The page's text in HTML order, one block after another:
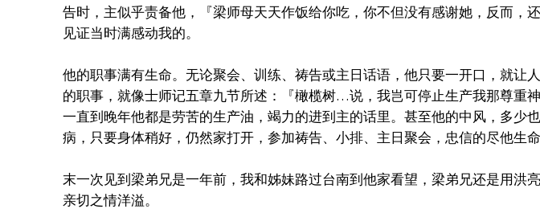
告时，主似乎责备他，『梁师母天天作饭给你吃，你不但没有感谢她，反而
见证当时满感动我的。
他的职事满有生命。无论聚会、训练、祷告或主日话语，他只要一开口，就
的职事，就像士师记五章九节所述：『橄榄树…说，我岂可停止生产我那尊重
一直到晚年他都是劳苦的生产油，竭力的进到主的话里。甚至他的中风，多
病，只要身体稍好，仍然家打开，参加祷告、小排、主日聚会，忠信的尽他生
末一次见到梁弟兄是一年前，我和姊妹路过台南到他家看望，梁弟兄还是用洪
亲切之情洋溢。